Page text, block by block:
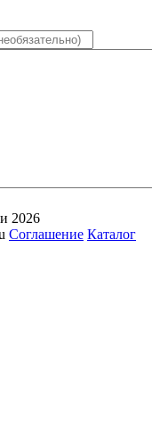
2026
Соглашение Каталог